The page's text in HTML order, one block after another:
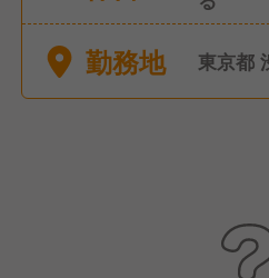
勤務地 東京都